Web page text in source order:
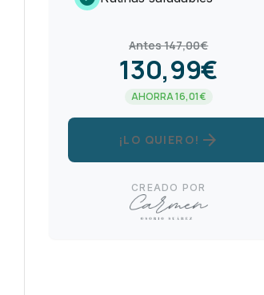
Antes 147,00€
130,99€
AHORRA 16,01€
¡LO QUIERO! arrow_forward
CREADO POR